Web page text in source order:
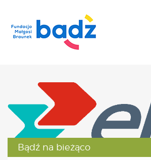
Bądź na bieżąco
Statut
Zarząd
Rada Fundacji
Rada Programowa
Wolontariusze